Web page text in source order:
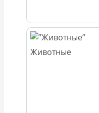
Животные